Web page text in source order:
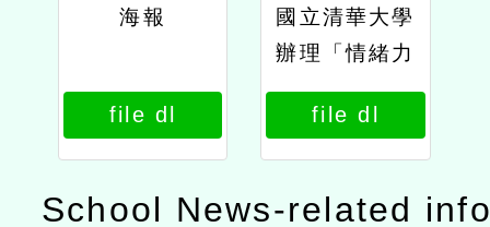
海報
file dl
國立清華大學
辦理「情緒力
就是未來力：
ai時代的sel
與正向教育革
命」線上論壇
file dl
School News-related